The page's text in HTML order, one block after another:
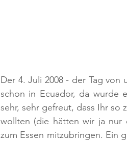
Der 4. Juli 2008 - der Tag
schon in Ecuador, da wurde
sehr, sehr gefreut, dass Ihr so
wollten (die hätten wir ja nur
zum Essen mitzubringen. Ein